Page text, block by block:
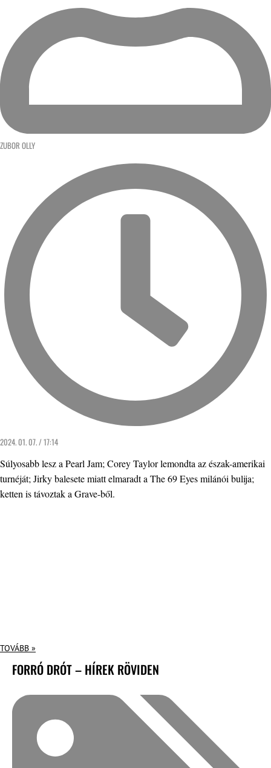
ZUBOR OLLY
2024. 01. 07. / 17:14
Súlyosabb lesz a Pearl Jam; Corey Taylor lemondta az észak-amerikai
turnéját; Jirky balesete miatt elmaradt a The 69 Eyes milánói bulija;
ketten is távoztak a Grave-ből.
TOVÁBB »
FORRÓ DRÓT – HÍREK RÖVIDEN